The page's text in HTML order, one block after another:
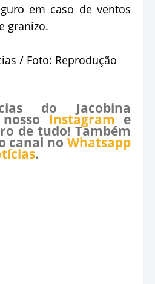
em caso de ventos
granizo.
/ Foto: Reprodução
do Jacobina
Instagram e
de tudo! Também
canal no Whatsapp
.